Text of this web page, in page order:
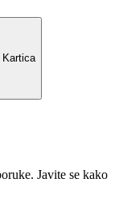
Kartica
Javite se kako